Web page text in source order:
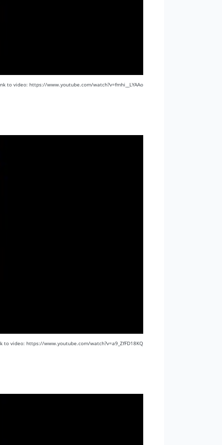
to video: https://www.youtube.com/watch?v=fmhi__LYAAo
to video: https://www.youtube.com/watch?v=a9_ZfFD18KQ